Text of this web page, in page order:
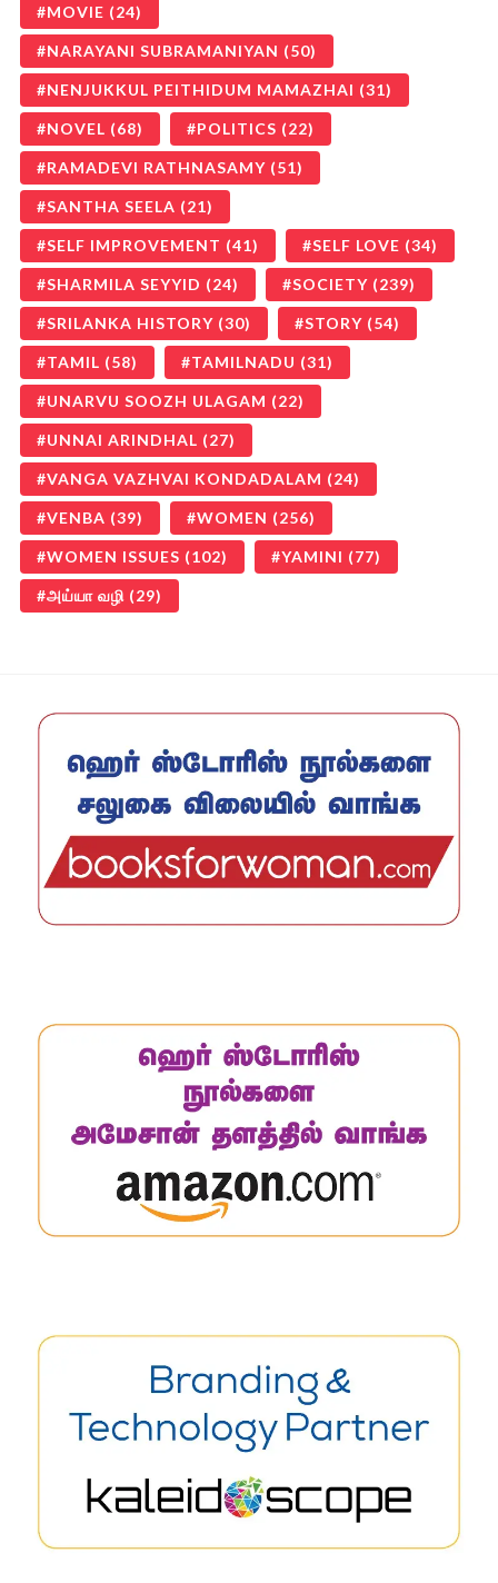
MOVIE (24)
NARAYANI SUBRAMANIYAN (50)
NENJUKKUL PEITHIDUM MAMAZHAI (31)
NOVEL (68) POLITICS (22)
RAMADEVI RATHNASAMY (51)
SANTHA SEELA (21)
SELF IMPROVEMENT (41) SELF LOVE (34)
SHARMILA SEYYID (24) SOCIETY (239)
SRILANKA HISTORY (30) STORY (54)
TAMIL (58) TAMILNADU (31)
UNARVU SOOZH ULAGAM (22)
UNNAI ARINDHAL (27)
VANGA VAZHVAI KONDADALAM (24)
VENBA (39) WOMEN (256)
WOMEN ISSUES (102) YAMINI (77)
அய்யா வழி (29)